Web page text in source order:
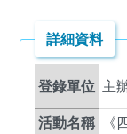
詳細資料
登錄單位 主
活動名稱
《